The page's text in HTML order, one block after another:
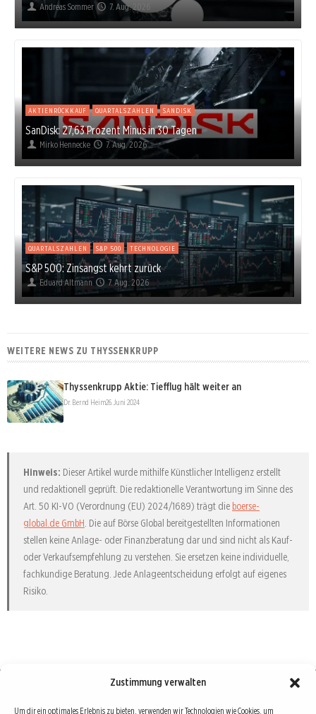
Zustimmung verwalten
Um dir ein optimales Erlebnis zu bieten, verwenden wir Technologien wie Cookies, um
Andreas Sommer 7. Aug. 2026
AKTIENRÜCKKAUF QUARTALSZAHLEN SANDISK
SanDisk: 27,63 Prozent Minus in 30 Tagen
Mirko Hennecke 7. Aug. 2026
QUARTALSZAHLEN S&P 500 TECHNOLOGIE
S&P 500: Zinsangst kehrt zurück
Eduard Altmann 7. Aug. 2026
WEITERE NEWS ZU THYSSENKRUPP
Thyssenkrupp Aktie: Tiefflug hält weiter an
Dr. Bernd Heim26. Juni 2024
Hinweis: Dieser Artikel wurde mithilfe Künstlicher Intelligenz erstellt
und redaktionell geprüft. Die redaktionelle Verantwortung im Sinne des
Art. 50 KI-VO (Verordnung (EU) 2024/1689) trägt die boerse-
global.de GmbH . Die auf Börse Global bereitgestellten Informationen
stellen keine Anlage- oder Finanzberatung dar und sind nicht als Kauf-
oder Verkaufsempfehlung zu verstehen. Sie ersetzen keine individuelle,
fachkundige Beratung. Jede Anlageentscheidung erfolgt auf eigenes
Risiko.
Börse : lokal, international, global